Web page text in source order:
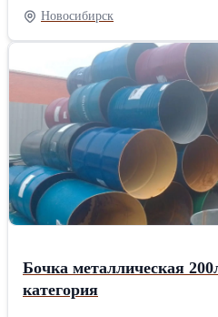
штуку. 227 литров вырезанные
по 1500 рублей за штуку. Наш адрес: г. Новосибирск, ул.
Автомобилистов проезд, 2/4
пятницу с 9 до 18 часов, без
воскресение.
Новосибирск
Бочка металлическая
категория